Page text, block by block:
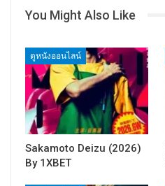
You Might Also Like
ดูหนังออนไลน์
Sakamoto Deizu (2026)
By 1XBET